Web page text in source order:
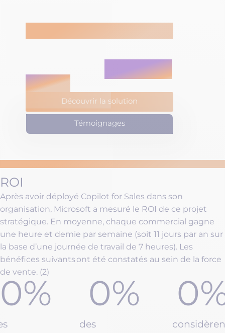
ISATECH, INTÉGRATEUR CERTIFIÉ
Une question
concernant Copilot for
Sales ?
Découvrir la solution
Témoignages
COPILOT FOR SALES CHEZ MICROSOFT
ROI
Après avoir déployé Copilot for Sales dans son
organisation, Microsoft a mesuré le ROI de ce projet
stratégique. En moyenne, chaque commercial gagne
une heure et demie par semaine (soit 11 jours par an sur
la base d’une journée de travail de 7 heures). Les
bénéfices suivants ont été constatés au sein de la force
de vente. (2)
0%
des
0% 0